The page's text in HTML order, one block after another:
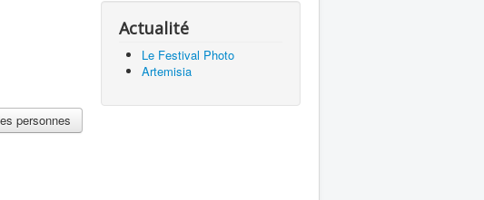
personnes
Actualité
Le Festival Photo
Artemisia